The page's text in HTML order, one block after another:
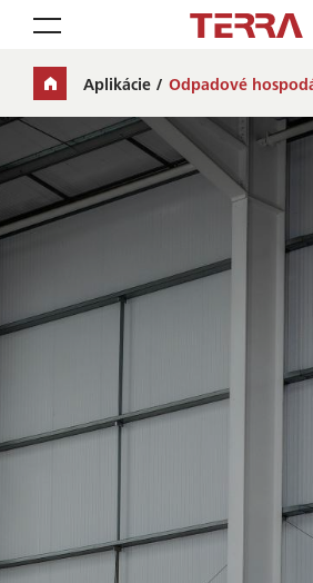
Toggle navigation
Aplikácie Odpadové